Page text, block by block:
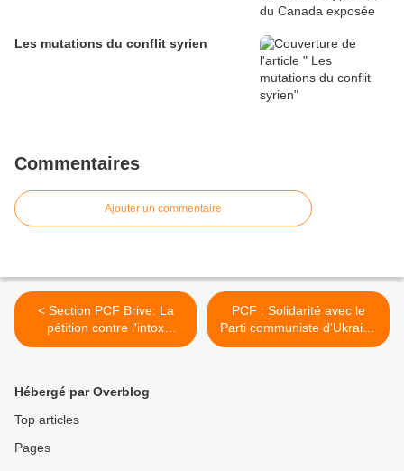
Les mutations du conflit syrien
Commentaires
Ajouter un commentaire
< Section PCF Brive: La
pétition contre l'intox
permanente des médias
PCF : Solidarité avec le
Parti communiste d'Ukraine
>
Hébergé par Overblog
Top articles
Pages